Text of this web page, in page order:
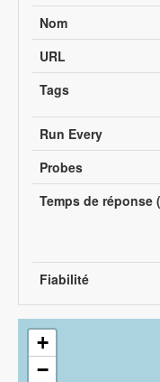
Nom
URL
Tags
Run Every
Probes
Temps de réponse
Fiabilité
+
−